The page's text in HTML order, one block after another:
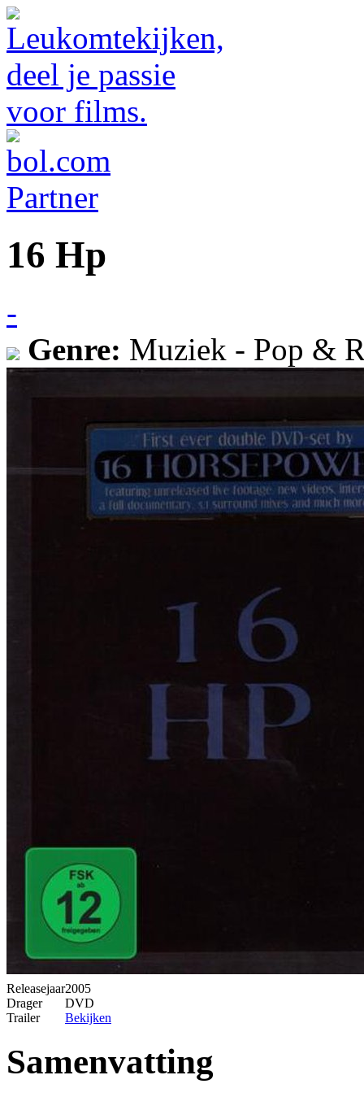
16 Hp
-
Genre: Muziek - Pop &
Releasejaar2005
Drager
DVD
Trailer
Bekijken
Samenvatting